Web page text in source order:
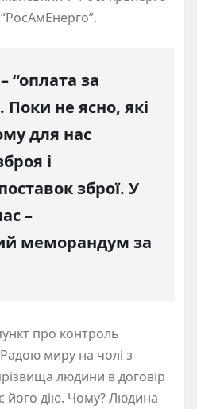
“оплата за
Поки не ясно, які
для нас
і
зброї. У
–
меморандум за
про контроль
миру на чолі з
людини в договір
його дію. Чому? Людина